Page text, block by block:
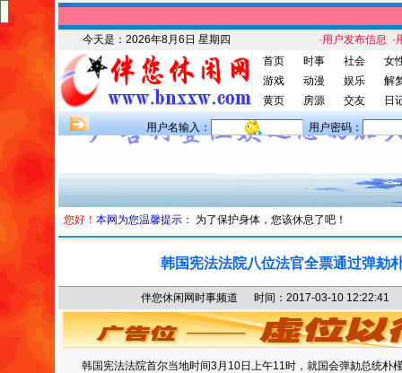
今天是： 2026年8月6日 星期四 ·用户发布信息 ·
首页
时事 社会
女
游戏
动漫 娱乐
解
黄页
房源 交友 日
用户名输入： 用户密码：
您好！ 本网为您温馨提示： 为了保护身体，您该休息了吧！
韩国宪法法院八位法官全票通过弹劾
伴您休闲网时事频道 时间：2017-03-10
韩国宪法法院首尔当地时间3月10日上午11时，就国会弹劾总统朴